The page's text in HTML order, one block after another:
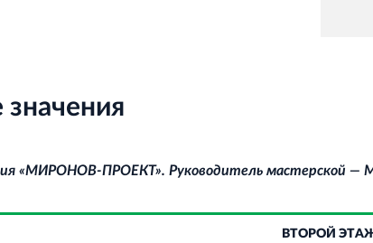
«МИРОНОВ‐ПРОЕКТ». Руководитель мастерской —
ВТОРОЙ